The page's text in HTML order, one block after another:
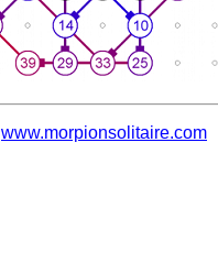
www.morpionsolitaire.com